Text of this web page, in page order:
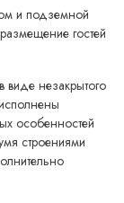
и подземной
гостей
виде незакрытого
особенностей
строениями